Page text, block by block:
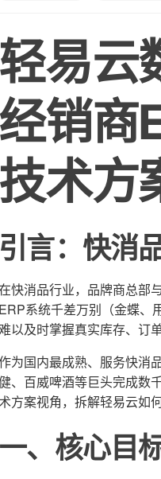
轻易云
经销商
技术方
引言：快消
快消品行业，品牌商总部
ERP系统千差万别（金蝶、
以及时掌握真实库存、订
为国内最成熟、服务快消
、百威啤酒等巨头完成数
方案视角，拆解轻易云如
一、核心目